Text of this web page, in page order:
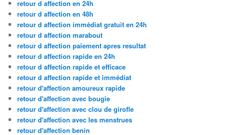
retour d affection en 24h
retour d affection en 48h
retour d affection immédiat gratuit en 24h
retour d affection marabout
retour d affection paiement apres resultat
retour d affection rapide en 24h
retour d affection rapide et efficace
retour d affection rapide et immédiat
retour d'affection amoureux rapide
retour d'affection avec bougie
retour d'affection avec clou de girofle
retour d'affection avec les menstrues
retour d'affection benin